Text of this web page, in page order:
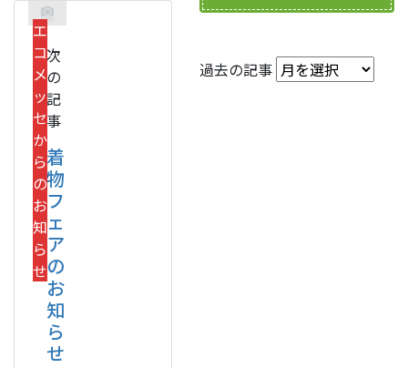
エ
コ
メ
ッ
セ
か
ら
の
お
知
ら
せ
次
の
記
事
着
物
フ
ェ
ア
の
お
知
ら
せ
過去の記事